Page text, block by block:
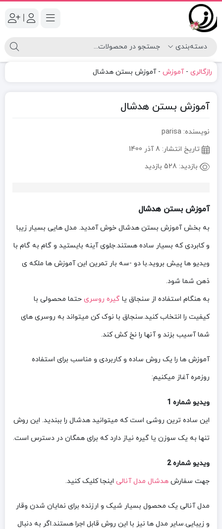
|
رازگالری -آموزش -آموزش بستن هدشال
آموزش بستن هدشال
نویسنده: parisa
تاریخ انتشار: 8 آذر 1400
بازدید: 528 بازدید
آموزش بستن هدشال
به بخش آموزش بستن هدشال خوش آمدید. مدل هایی بسیار زیبا
و کابردی که بسیار ساده هستند.جلوی آینه بایستید و گام به گام با
ویدیو ها پیش بروید.با دو -سه بار تمرین این آموزش ها ملکه ی
ذهن شما شود.
به هنگام استفاده از سنجاق یا گیره روسری حتما محصولی با
کیفیت را انتخاب کنید.سنجاق با نوک کن میتواند به روسری های
شما آسیب بزند و آنها را نخ کش کند.
آموزش ها را یک روش ساده و کاربردی و مناسب برای استفاده
روزمره آغاز میکنیم:
ویدیو شماره 1
این ساده ترین روشی است که میتوانید هدشال را ببندید. این روش
تنها به یک سوزن یا گیره نیاز دارد که برای همگان در دسترس است.
ویدیو شماره 2
جهت سفارش هدشال مدل آنالی اینجا کلیک کنید.
مدل آنالی یک محصول بسیار شیک و ارزنده برای نمایان شدن وقار
و زیبایی.سایر مدل ها نیز با این روش قابل اجرا هستند.اگر به دنبال